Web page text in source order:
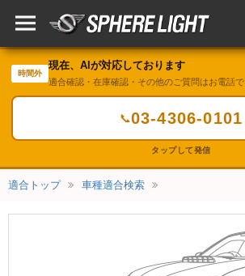
時間外
現在、AIが対応しております
適合確認・在庫確認・その他のご質問はお電話で
📞03-4306-0101
タップして発信
適合トップ 車種適合検索